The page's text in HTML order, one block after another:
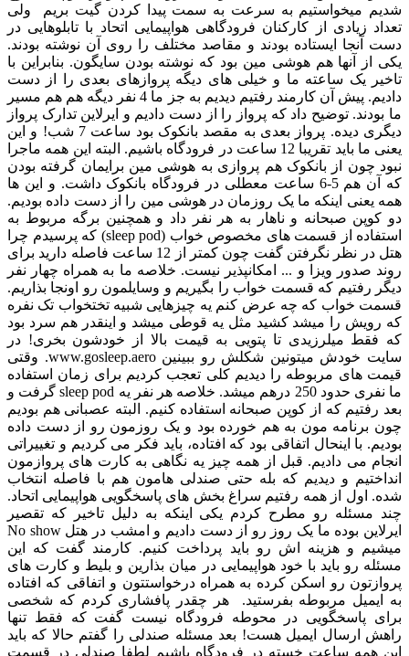
شدیم میخواستیم به سرعت به سمت پیدا کردن گیت بریم ولی
تعداد زیادی از کارکنان فرودگاهی هواپیمایی اتحاد با تابلوهایی در
دست آنجا ایستاده بودند و مقاصد مختلف را روی آن نوشته بودند.
یکی از آنها هم هوشی مین بود که نوشته بودن سایگون. بنابراین با
تاخیر یک ساعته ما و خیلی های دیگه پروازهای بعدی را از دست
دادیم. پیش آن کارمند رفتیم دیدیم به جز ما 4 نفر دیگه هم هم مسیر
ما بودند. توضیح داد که پرواز را از دست دادیم و ایرلاین تدارک پرواز
دیگری دیده. پرواز بعدی به مقصد بانکوک بود ساعت 7 شب! و این
یعنی ما باید تقریبا 12 ساعت در فرودگاه باشیم. البته این همه ماجرا
نبود چون از بانکوک هم پروازی به هوشی مین برایمان گرفته بودن
که آن هم 5-6 ساعت معطلی در فرودگاه بانکوک داشت. و این ها
همه یعنی اینکه ما یک روزمان در هوشی مین را از دست داده بودیم.
دو کوپن صبحانه و ناهار به هر نفر داد و همچنین برگه مربوط به
استفاده از قسمت های مخصوص خواب (sleep pod) که پرسیدم چرا
هتل در نظر نگرفتن گفت چون کمتر از 12 ساعت فاصله دارید برای
روند صدور ویزا و ... امکانپذیر نیست. خلاصه ما به همراه چهار نفر
دیگر رفتیم که قسمت خواب را بگیریم و وسایلمون رو اونجا بذاریم.
قسمت خواب که چه عرض کنم یه چیزهایی شبیه تختخواب تک نفره
که رویش را میشد کشید مثل یه قوطی میشد و اینقدر هم سرد بود
که فقط میلرزیدی تا پتویی به قیمت بالا از خودشون بخری! در
سایت خودش میتونین شکلش رو ببینین www.gosleep.aero. وقتی
قیمت های مربوطه را دیدیم کلی تعجب کردیم برای زمان استفاده
ما نفری حدود 250 درهم میشد. خلاصه هر نفر یه sleep pod گرفت و
بعد رفتیم که از کوپن صبحانه استفاده کنیم. البته عصبانی هم بودیم
چون برنامه مون به هم خورده بود و یک روزمون رو از دست داده
بودیم. با اینحال اتفاقی بود که افتاده، باید فکر می کردیم و تغییراتی
انجام می دادیم. قبل از همه چیز یه نگاهی به کارت های پروازمون
انداختیم و دیدیم که بله حتی صندلی هامون هم با فاصله انتخاب
شده. اول از همه رفتیم سراغ بخش های پاسخگویی هواپیمایی اتحاد.
چند مسئله رو مطرح کردم یکی اینکه به دلیل تاخیر که تقصیر
ایرلاین بوده ما یک روز رو از دست دادیم و امشب در هتل No show
میشیم و هزینه اش رو باید پرداخت کنیم. کارمند گفت که این
مسئله رو باید با خود هواپیمایی در میان بذارین و بلیط و کارت های
پروازتون رو اسکن کرده به همراه درخواستتون و اتفاقی که افتاده
به ایمیل مربوطه بفرستید. هر چقدر پافشاری کردم که شخصی
برای پاسخگویی در محوطه فرودگاه نیست گفت که فقط تنها
راهش ارسال ایمیل هست! بعد مسئله صندلی را گفتم حالا که باید
این همه ساعت خسته در فرودگاه باشیم لطفا صندلی در قسمت